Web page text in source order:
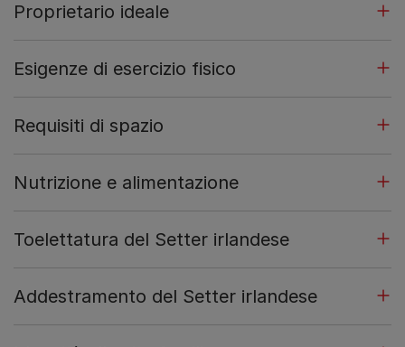
Proprietario ideale
Esigenze di esercizio fisico
Requisiti di spazio
Nutrizione e alimentazione
Toelettatura del Setter irlandese
Addestramento del Setter irlandese